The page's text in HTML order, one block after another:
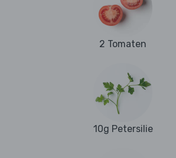
2 Tomaten
10g Petersilie